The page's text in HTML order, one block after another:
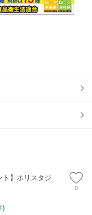
ト】ポリスタジ
0
)